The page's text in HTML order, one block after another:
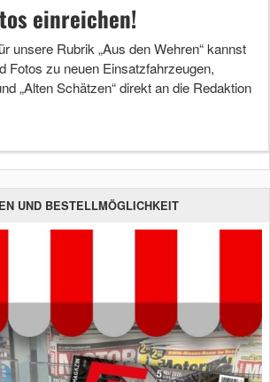
einreichen!
unsere Rubrik „Aus den Wehren“ kannst
Fotos zu neuen Einsatzfahrzeugen,
„Alten Schätzen“ direkt an die Redaktion
UND BESTELLMÖGLICHKEIT